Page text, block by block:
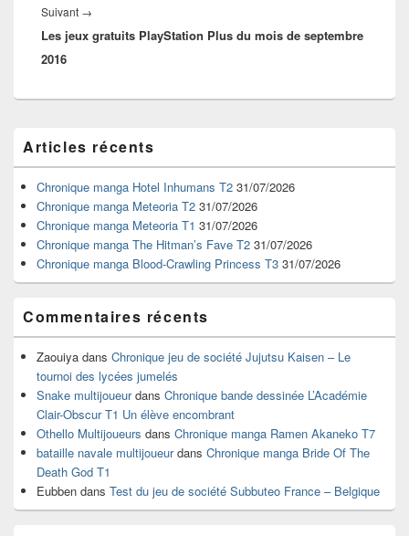
Suivant →
suivant :
Les jeux gratuits PlayStation Plus du mois de septembre
2016
principale
de
widget
pour
barre
latérale
Articles récents
Chronique manga Hotel Inhumans T2 31/07/2026
Chronique manga Meteoria T2 31/07/2026
Chronique manga Meteoria T1 31/07/2026
Chronique manga The Hitman’s Fave T2 31/07/2026
Chronique manga Blood-Crawling Princess T3 31/07/2026
Commentaires récents
Zaouiya dans Chronique jeu de société Jujutsu Kaisen – Le
tournoi des lycées jumelés
Snake multijoueurdans Chronique bande dessinée L’Académie
Clair-Obscur T1 Un élève encombrant
Othello Multijoueurs dans Chronique manga Ramen Akaneko T7
bataille navale multijoueurdans Chronique manga Bride Of The
Death God T1
Eubben dans Test du jeu de société Subbuteo France – Belgique